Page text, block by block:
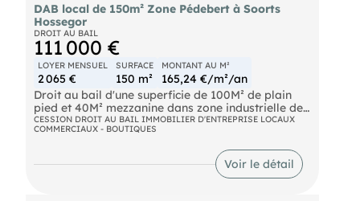
DAB local de 150m² Zone Pédebert à Soorts
Hossegor
DROIT AU BAIL
111 000 €
LOYER MENSUEL
2 065 €
SURFACE
150 m²
MONTANT AU M²
165,24 €/m²/an
Droit au bail d'une superficie de 100M² de plain
pied et 40M² mezzanine dans zone industrielle de
la côte Landaise, local lumineux climatisé dispose
de beaux volumes pour une activité de prêt à
CESSION DROIT AU BAIL IMMOBILIER D'ENTREPRISE LOCAUX
COMMERCIAUX - BOUTIQUES
Voir le détail